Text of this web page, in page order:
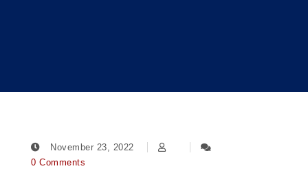
November 23, 2022
0 Comments